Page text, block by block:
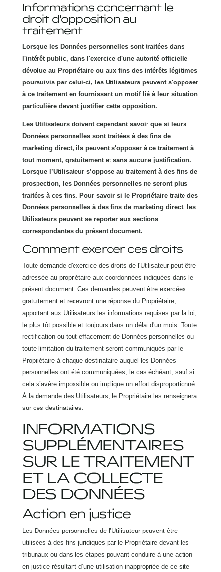
Informations concernant le
droit d'opposition au
traitement
Lorsque les Données personnelles sont traitées dans
l'intérêt public, dans l'exercice d'une autorité officielle
dévolue au Propriétaire ou aux fins des intérêts légitimes
poursuivis par celui-ci, les Utilisateurs peuvent s'opposer
à ce traitement en fournissant un motif lié à leur situation
particulière devant justifier cette opposition.
Les Utilisateurs doivent cependant savoir que si leurs
Données personnelles sont traitées à des fins de
marketing direct, ils peuvent s'opposer à ce traitement à
tout moment, gratuitement et sans aucune justification.
Lorsque l’Utilisateur s’oppose au traitement à des fins de
prospection, les Données personnelles ne seront plus
traitées à ces fins. Pour savoir si le Propriétaire traite des
Données personnelles à des fins de marketing direct, les
Utilisateurs peuvent se reporter aux sections
correspondantes du présent document.
Comment exercer ces droits
Toute demande d'exercice des droits de l'Utilisateur peut être
adressée au propriétaire aux coordonnées indiquées dans le
présent document. Ces demandes peuvent être exercées
gratuitement et recevront une réponse du Propriétaire,
apportant aux Utilisateurs les informations requises par la loi,
le plus tôt possible et toujours dans un délai d'un mois. Toute
rectification ou tout effacement de Données personnelles ou
toute limitation du traitement seront communiqués par le
Propriétaire à chaque destinataire auquel les Données
personnelles ont été communiquées, le cas échéant, sauf si
cela s’avère impossible ou implique un effort disproportionné.
À la demande des Utilisateurs, le Propriétaire les renseignera
sur ces destinataires.
INFORMATIONS
SUPPLÉMENTAIRES
SUR LE TRAITEMENT
ET LA COLLECTE
DES DONNÉES
Action en justice
Les Données personnelles de l’Utilisateur peuvent être
utilisées à des fins juridiques par le Propriétaire devant les
tribunaux ou dans les étapes pouvant conduire à une action
en justice résultant d’une utilisation inappropriée de ce site